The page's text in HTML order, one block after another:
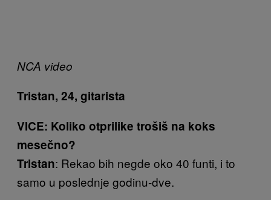
NCA video
Tristan, 24, gitarista
VICE: Koliko otprilike trošiš na koks
mesečno?
Tristan: Rekao bih negde oko 40 funti, i to
samo u poslednje godinu-dve.